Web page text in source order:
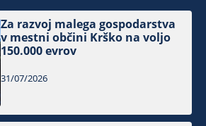
Za razvoj malega gospodarstva
v mestni občini Krško na voljo
150.000 evrov
31/07/2026